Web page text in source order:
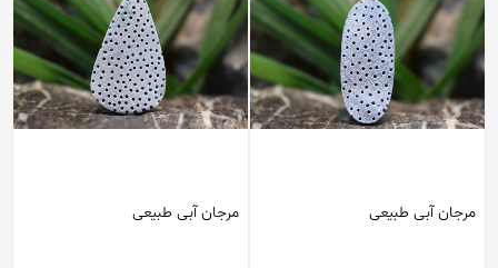
مرجان آبی طبیعی مرجان آبی طبیعی